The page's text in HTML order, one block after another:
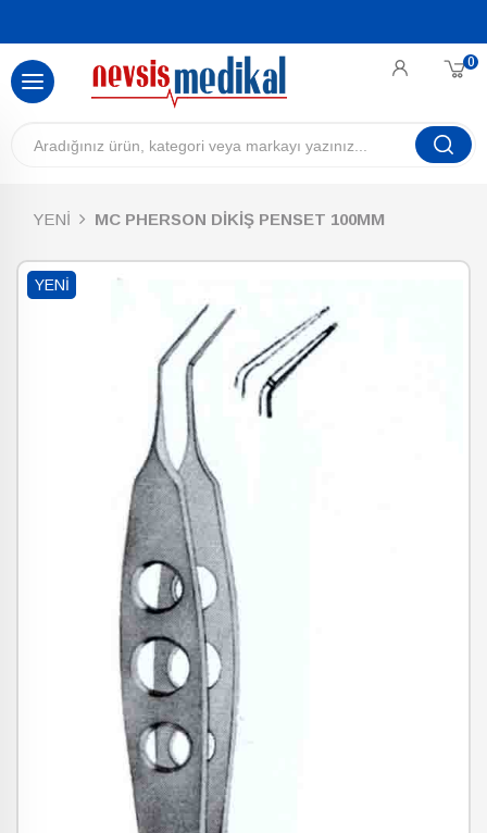
0
YENİ MC PHERSON DİKİŞ PENSET 100MM
YENI